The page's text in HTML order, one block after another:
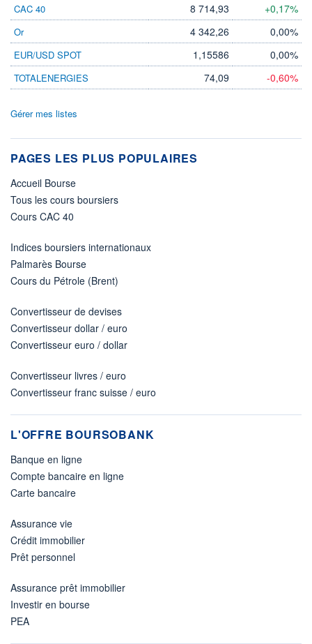
CAC 40 8 714,93 +0,17%
Or 4 342,26 0,00%
EUR/USD SPOT 1,15586 0,00%
TOTALENERGIES 74,09 -0,60%
Gérer mes listes
PAGES LES PLUS POPULAIRES
Accueil Bourse
Tous les cours boursiers
Cours CAC 40
Indices boursiers internationaux
Palmarès Bourse
Cours du Pétrole (Brent)
Convertisseur de devises
Convertisseur dollar / euro
Convertisseur euro / dollar
Convertisseur livres / euro
Convertisseur franc suisse / euro
L'OFFRE BOURSOBANK
Banque en ligne
Compte bancaire en ligne
Carte bancaire
Assurance vie
Crédit immobilier
Prêt personnel
Assurance prêt immobilier
Investir en bourse
PEA